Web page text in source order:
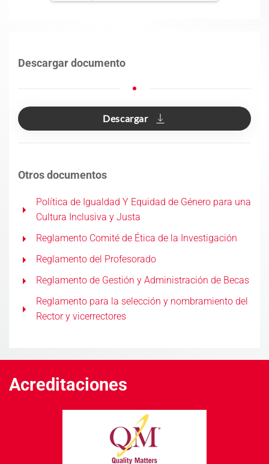
Descargar documento
Descargar
Otros documentos
Política de Igualdad Y Equidad de Género para una
Cultura Inclusiva y Justa
Reglamento Comité de Ética de la Investigación
Reglamento del Profesorado
Reglamento de Gestión y Administración de Becas
Reglamento para la selección y nombramiento del
Rector y vicerrectores
Acreditaciones